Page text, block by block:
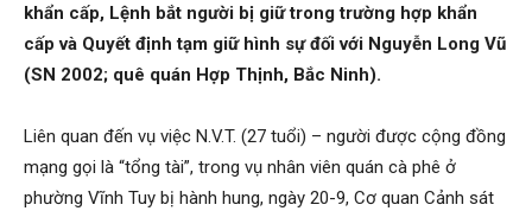
khẩn cấp, Lệnh bắt người bị giữ trong trường hợp khẩn
cấp và Quyết định tạm giữ hình sự đối với Nguyễn Long Vũ
(SN 2002; quê quán Hợp Thịnh, Bắc Ninh).
Liên quan đến vụ việc N.V.T. (27 tuổi) – người được cộng đồng
mạng gọi là “tổng tài”, trong vụ nhân viên quán cà phê ở
phường Vĩnh Tuy bị hành hung, ngày 20-9, Cơ quan Cảnh sát